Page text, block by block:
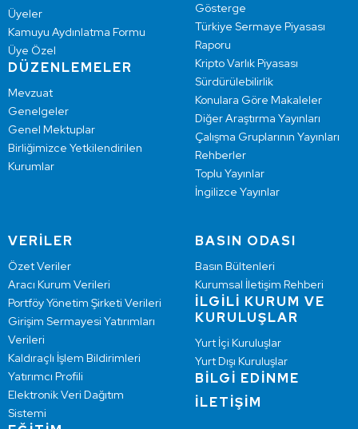
Üyeler
Kamuyu Aydınlatma Formu
Üye Özel
DÜZENLEMELER
Mevzuat
Genelgeler
Genel Mektuplar
Birliğimizce Yetkilendirilen
Kurumlar
Gösterge
Türkiye Sermaye Piyasası
Raporu
Kripto Varlık Piyasası
Sürdürülebilirlik
Konulara Göre Makaleler
Diğer Araştırma Yayınları
Çalışma Gruplarının Yayınları
Rehberler
Toplu Yayınlar
İngilizce Yayınlar
VERİLER
Özet Veriler
Aracı Kurum Verileri
Portföy Yönetim Şirketi Verileri
Girişim Sermayesi Yatırımları
Verileri
Kaldıraçlı İşlem Bildirimleri
Yatırımcı Profili
Elektronik Veri Dağıtım
Sistemi
BASIN ODASI
Basın Bültenleri
Kurumsal İletişim Rehberi
İLGİLİ KURUM VE
KURULUŞLAR
Yurt İçi Kuruluşlar
Yurt Dışı Kuruluşlar
BİLGİ EDİNME
İLETİŞİM